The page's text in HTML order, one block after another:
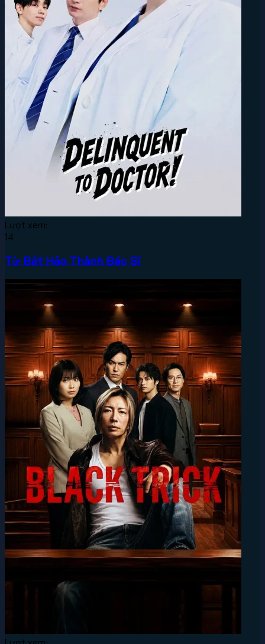
Lượt xem:
14
Từ Bất Hảo Thành Bác Sĩ